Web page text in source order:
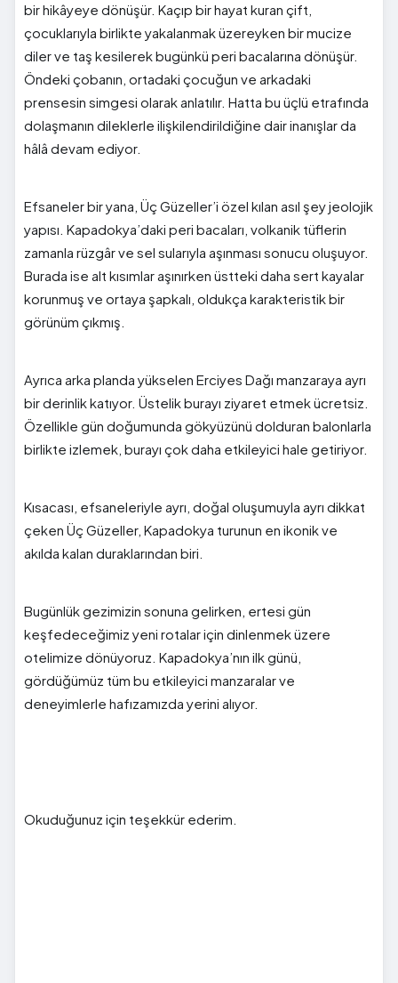
bir hikâyeye dönüşür. Kaçıp bir hayat kuran çift,
çocuklarıyla birlikte yakalanmak üzereyken bir mucize
diler ve taş kesilerek bugünkü peri bacalarına dönüşür.
Öndeki çobanın, ortadaki çocuğun ve arkadaki
prensesin simgesi olarak anlatılır. Hatta bu üçlü etrafında
dolaşmanın dileklerle ilişkilendirildiğine dair inanışlar da
hâlâ devam ediyor.
Efsaneler bir yana, Üç Güzeller’i özel kılan asıl şey jeolojik
yapısı. Kapadokya’daki peri bacaları, volkanik tüflerin
zamanla rüzgâr ve sel sularıyla aşınması sonucu oluşuyor.
Burada ise alt kısımlar aşınırken üstteki daha sert kayalar
korunmuş ve ortaya şapkalı, oldukça karakteristik bir
görünüm çıkmış.
Ayrıca arka planda yükselen Erciyes Dağı manzaraya ayrı
bir derinlik katıyor. Üstelik burayı ziyaret etmek ücretsiz.
Özellikle gün doğumunda gökyüzünü dolduran balonlarla
birlikte izlemek, burayı çok daha etkileyici hale getiriyor.
Kısacası, efsaneleriyle ayrı, doğal oluşumuyla ayrı dikkat
çeken Üç Güzeller, Kapadokya turunun en ikonik ve
akılda kalan duraklarından biri.
Bugünlük gezimizin sonuna gelirken, ertesi gün
keşfedeceğimiz yeni rotalar için dinlenmek üzere
otelimize dönüyoruz. Kapadokya’nın ilk günü,
gördüğümüz tüm bu etkileyici manzaralar ve
deneyimlerle hafızamızda yerini alıyor.
Okuduğunuz için teşekkür ederim.